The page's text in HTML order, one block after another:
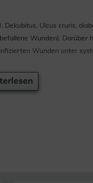
Ulcus cruris,
Wunden).
Wunden unter